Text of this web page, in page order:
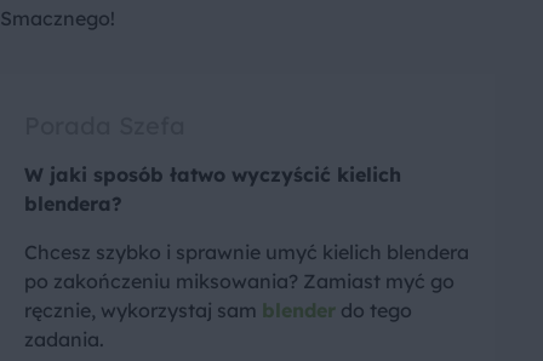
Smacznego!
W jaki sposób łatwo wyczyścić kielich
blendera?
Chcesz szybko i sprawnie umyć kielich blendera
po zakończeniu miksowania? Zamiast myć go
ręcznie, wykorzystaj sam blender do tego
zadania.